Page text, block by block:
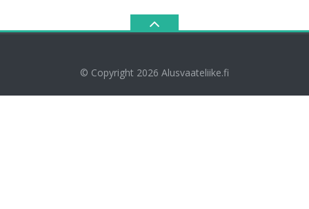
© Copyright 2026 Alusvaateliike.fi